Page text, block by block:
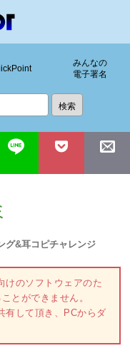
みんなの
電子署名
グ&耳コピチャレンジ
けのソフトウェアのた
とができません。
有して頂き、PCからダ